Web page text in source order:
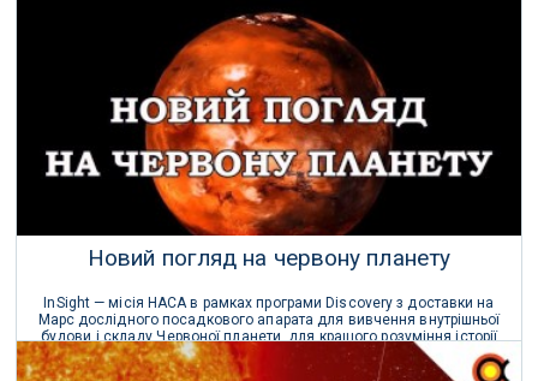
17 Квітня 2020 р.
Новий погляд на червону планету
InSight — місія НАСА в рамках програми Discovery з доставки на
Марс дослідного посадкового апарата для вивчення внутрішньої
будови і складу Червоної планети, для кращого розуміння історії
Землі і Сонячної системи.